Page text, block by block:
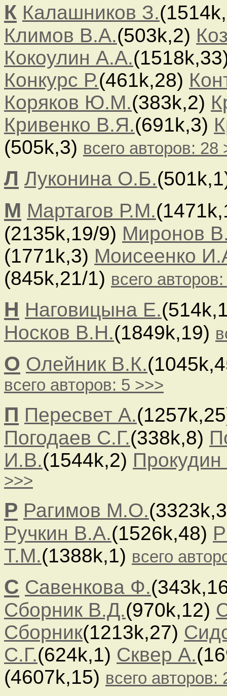
К Калашников З.
Климов В.А.(503k,2)
Кокоулин А.А.
Конкурс Р.(461k,28)
Коряков Ю.М.(383k,2)
Кривенко В.Я.(691k,3)
(505k,3) всего авторов: 28
Л Луконина О.Б.
М Мартагов Р.М.
(2135k,19/9) Миронов
(1771k,3) Моисеенко
(845k,21/1) всего
Н Наговицына Е.
Носков В.Н.(1849k,19)
О Олейник В.К.
всего авторов: 5 >>>
П Пересвет А.
Погодаев С.Г.(338k,8)
И.В.(1544k,2)
>>>
Р Рагимов М.О.
Ручкин В.А.(1526k,48)
Т.М.(1388k,1) всего
С Савенкова Ф.
Сборник В.Д.(970k,12)
Сборник(1213k,27)
С.Г.(624k,1) Сквер А.
(4607k,15) всего авторов: